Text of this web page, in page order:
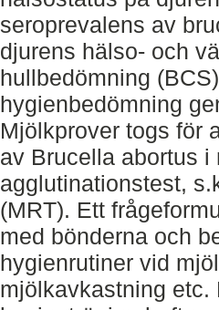
seroprevalens av
djurens hälso- och
hullbedömning
hygienbedömning
Mjölkprover togs för
av Brucella abortus
agglutinationstest,
(MRT). Ett
med bönderna och
hygienrutiner vid
mjölkavkastning etc.